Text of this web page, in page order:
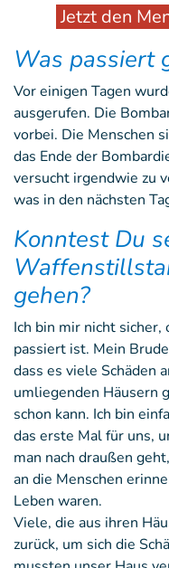
Jetzt den
Was passiert
Vor einigen Tagen
ausgerufen. Die
vorbei. Die Menschen
das Ende der
versucht irgendwie zu
was in den nächsten
Konntest Du
gehen?
Ich bin mir nicht
passiert ist. Mein
dass es viele Schäden
umliegenden Häusern
schon kann. Ich bin
das erste Mal für uns,
man nach draußen
an die Menschen
Leben waren.
Viele, die aus ihren
zurück, um sich die